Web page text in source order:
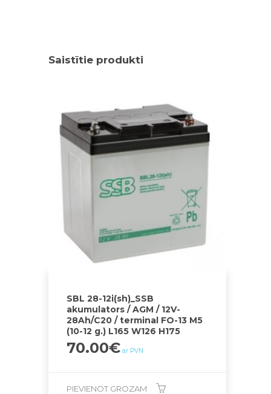
Saistītie produkti
SBL 28-12i(sh)_SSB
akumulators / AGM / 12V-
28Ah/C20 / terminal FO-13 M5
(10-12 g.) L165 W126 H175
70.00€ ar PVN
PIEVIENOT GROZAM